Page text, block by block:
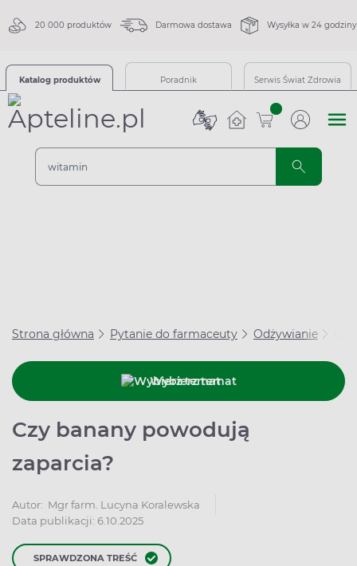
20 000 produktów Darmowa dostawa Wysyłka w 24 godziny
Katalog produktów Poradnik Serwis Świat Zdrowia
sztuk
Strona główna Pytanie do farmaceuty Odżywianie
Wybierz temat
Czy banany powodują
zaparcia?
Autor: Mgr farm. Lucyna Koralewska
Data publikacji: 6.10.2025
SPRAWDZONA TREŚĆ